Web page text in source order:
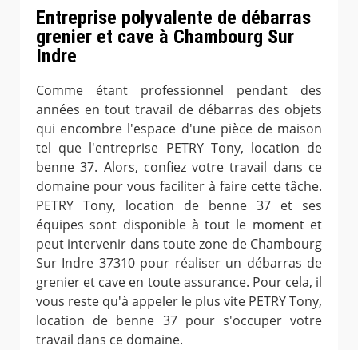
Entreprise polyvalente de débarras
grenier et cave à Chambourg Sur
Indre
Comme étant professionnel pendant des
années en tout travail de débarras des objets
qui encombre l'espace d'une pièce de maison
tel que l'entreprise PETRY Tony, location de
benne 37. Alors, confiez votre travail dans ce
domaine pour vous faciliter à faire cette tâche.
PETRY Tony, location de benne 37 et ses
équipes sont disponible à tout le moment et
peut intervenir dans toute zone de Chambourg
Sur Indre 37310 pour réaliser un débarras de
grenier et cave en toute assurance. Pour cela, il
vous reste qu'à appeler le plus vite PETRY Tony,
location de benne 37 pour s'occuper votre
travail dans ce domaine.